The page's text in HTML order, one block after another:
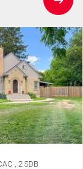
, 2 SDB